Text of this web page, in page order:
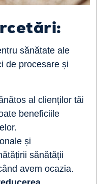
sănătate ale
de procesare și
al clienților tăi
beneficiile
și
sănătății
avem ocazia.